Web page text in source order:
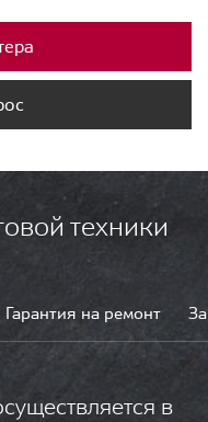
техники
Гарантия на ремонт
в